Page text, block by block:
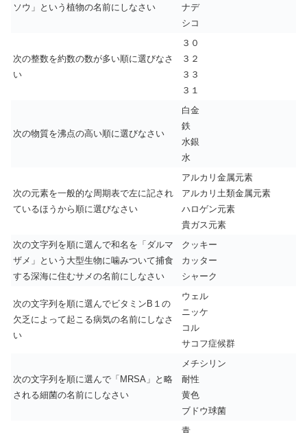
ソウ」という植物の名前にしなさい
ナデ
シコ
次の整数を約数の数が多い順に選びなさ
い
３０
３２
３３
３１
次の物質を沸点の高い順に選びなさい
白金
鉄
水銀
水
次の元素を一般的な周期表で左に記され
ているほうから順に選びなさい
アルカリ金属元素
アルカリ土類金属元素
ハロゲン元素
貴ガス元素
次の文字列を順に選んで和名を「ダルマ
ザメ」という大型生物に噛みついて捕食
する深海に住むサメの名前にしなさい
クッキー
カッター
シャーク
次の文字列を順に選んでビタミンB１の
欠乏によって起こる病気の名前にしなさ
い
ウェル
ニッケ
コル
サコフ症候群
次の文字列を順に選んで「MRSA」と略
される細菌の名前にしなさい
メチシリン
耐性
黄色
ブドウ球菌
青